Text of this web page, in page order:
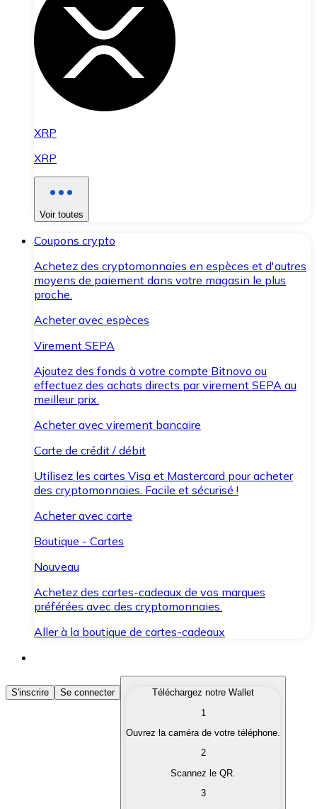
XRP
XRP
Voir toutes
Coupons crypto
Achetez des cryptomonnaies en espèces et d'autres
moyens de paiement dans votre magasin le plus
proche.
Acheter avec espèces
Virement SEPA
Ajoutez des fonds à votre compte Bitnovo ou
effectuez des achats directs par virement SEPA au
meilleur prix.
Acheter avec virement bancaire
Carte de crédit / débit
Utilisez les cartes Visa et Mastercard pour acheter
des cryptomonnaies. Facile et sécurisé !
Acheter avec carte
Boutique - Cartes
Nouveau
Achetez des cartes-cadeaux de vos marques
préférées avec des cryptomonnaies.
Aller à la boutique de cartes-cadeaux
Acheter des Cryptomonnaies
Achetez les cryptomonnaies qui vous intéressent
Convertissez vos cryptomonnaies en monnaie
S'inscrire Se connecter
Téléchargez notre Wallet
1
Ouvrez la caméra de votre téléphone.
2
Scannez le QR.
3